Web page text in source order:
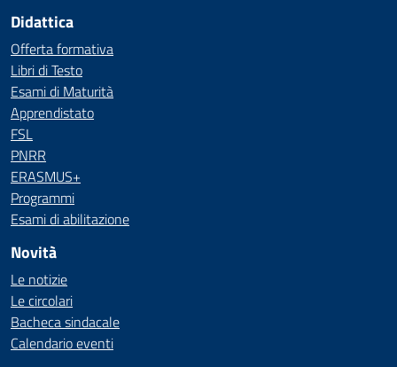
Didattica
Offerta formativa
Libri di Testo
Esami di Maturità
Apprendistato
FSL
PNRR
ERASMUS+
Programmi
Esami di abilitazione
Novità
Le notizie
Le circolari
Bacheca sindacale
Calendario eventi